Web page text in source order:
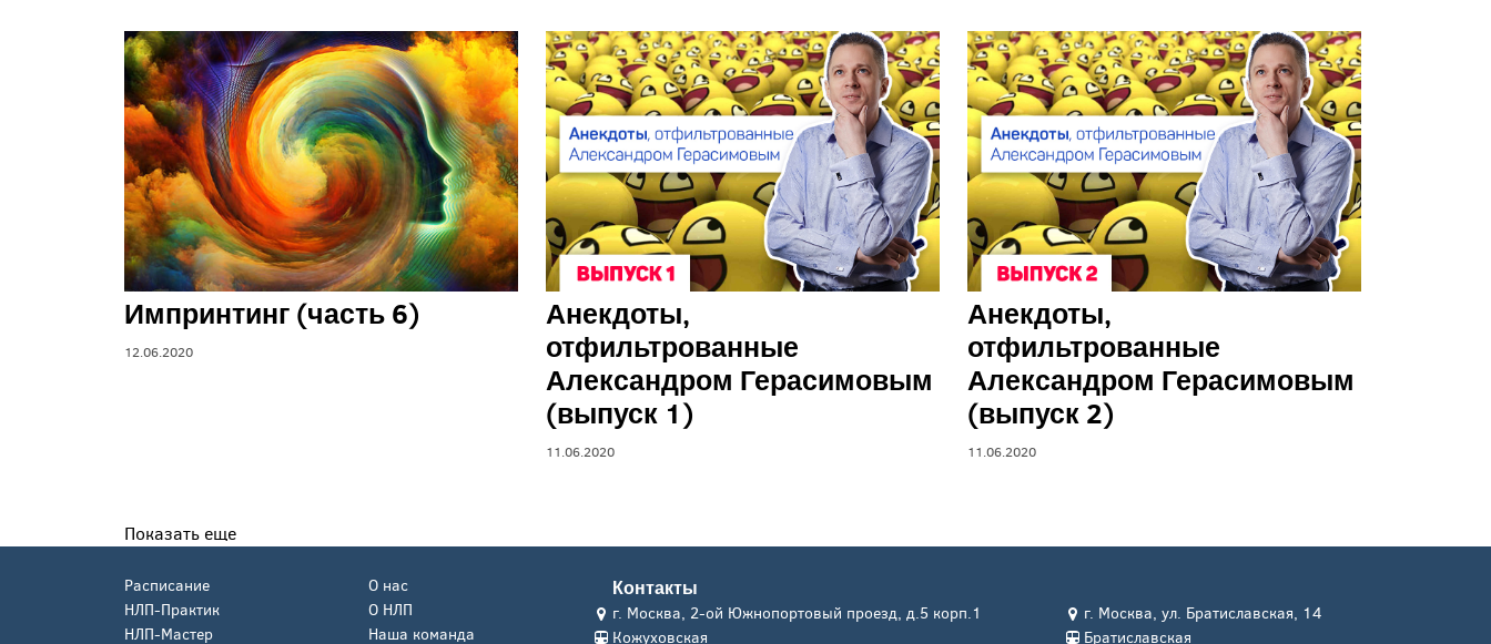
Импринтинг (часть 6)
12.06.2020
Анекдоты,
отфильтрованные
Александром Герасимовым
(выпуск 1)
11.06.2020
Анекдоты,
отфильтрованные
Александром Герасимовым
(выпуск 2)
11.06.2020
Показать еще
Расписание
НЛП-Практик
НЛП-Мастер
О нас
О НЛП
Наша команда
Контакты
г. Москва, 2-ой Южнопортовый проезд, д.5 корп.1
Кожуховская
г. Москва, ул. Братиславская, 14
Братиславская